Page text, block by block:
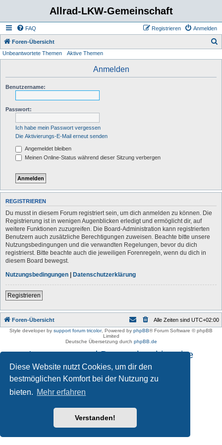
Diese Website nutzt Cookies, um dir den
bestmöglichen Komfort bei der Nutzung zu
bieten. Mehr erfahren
Verstanden!
Allrad-LKW-Gemeinschaft
FAQ Anmelden
Registrieren
Foren-Übersicht
Unbeantwortete Themen Aktive Themen
Anmelden
Benutzername:
Passwort:
Ich habe mein Passwort vergessen
Die Aktivierungs-E-Mail erneut senden
Angemeldet bleiben
Meinen Online-Status während dieser Sitzung verbergen
REGISTRIEREN
Du musst in diesem Forum registriert sein, um dich anmelden zu können. Die
Registrierung ist in wenigen Augenblicken erledigt und ermöglicht dir, auf
weitere Funktionen zuzugreifen. Die Board-Administration kann registrierten
Benutzern auch zusätzliche Berechtigungen zuweisen. Beachte bitte unsere
Nutzungsbedingungen und die verwandten Regelungen, bevor du dich
registrierst. Bitte beachte auch die jeweiligen Forenregeln, wenn du dich in
diesem Board bewegst.
Nutzungsbedingungen | Datenschutzerklärung
Registrieren
Foren-Übersicht Alle Zeiten sind UTC+02:00
Style developer by support forum tricolor, Powered by phpBB® Forum Software © phpBB
Limited
Deutsche Übersetzung durch phpBB.de
Impressum und Datenschutzhinweise